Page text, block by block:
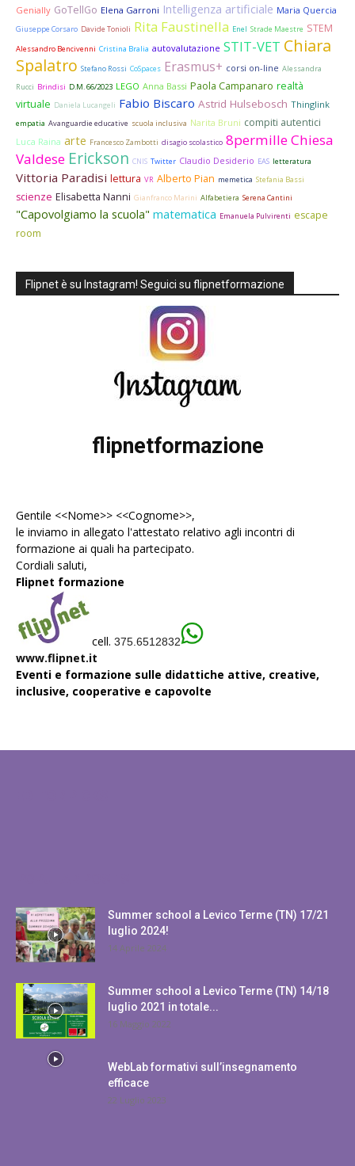
Genially GoTellGo Elena Garroni Intelligenza artificiale Maria Quercia
Giuseppe Corsaro Davide Tonioli Rita Faustinella Enel Strade Maestre STEM
Alessandro Bencivenni Cristina Bralia autovalutazione STIT-VET Chiara
Spalatro Stefano Rossi CoSpaces Erasmus+ corsi on-line Alessandra
Rucci Brindisi D.M. 66/2023 LEGO Anna Bassi Paola Campanaro realtà
virtuale Daniela Lucangeli Fabio Biscaro Astrid Hulsebosch Thinglink
empatia Avanguardie educative scuola inclusiva Narita Bruni compiti autentici
Luca Raina arte Francesco Zambotti disagio scolastico 8permille Chiesa
Valdese Erickson CNIS Twitter Claudio Desiderio EAS letteratura
Vittoria Paradisi lettura VR Alberto Pian memetica Stefania Bassi
scienze Elisabetta Nanni Gianfranco Marini Alfabetiera Serena Cantini
"Capovolgiamo la scuola" matematica Emanuela Pulvirenti escape
room
Flipnet è su Instagram! Seguici su flipnetformazione
flipnetformazione
Gentile <<Nome>> <<Cognome>>,
le inviamo in allegato l'attestato relativo agli incontri di
formazione ai quali ha partecipato.
Cordiali saluti,
Flipnet formazione
cell. 375.6512832
www.flipnet.it
Eventi e formazione sulle didattiche attive, creative,
inclusive, cooperative e capovolte
Summer school a Levico Terme (TN) 17/21
luglio 2024!
14 Aprile 2024
Summer school a Levico Terme (TN) 14/18
luglio 2021 in totale...
16 Maggio 2022
WebLab formativi sull’insegnamento
efficace
22 Luglio 2023